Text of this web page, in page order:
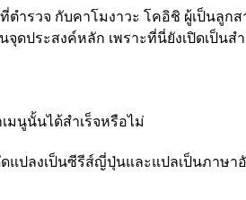
ำรวจ กับคาโมงาวะ โคอิชิ ผู้เป็นลูก
ประสงค์หลัก เพราะที่นี่ยังเปิดเป็นส
มนูนั้นได้สำเร็จหรือไม่
ปลงเป็นซีรีส์ญี่ปุ่นและแปลเป็นภาษาอั